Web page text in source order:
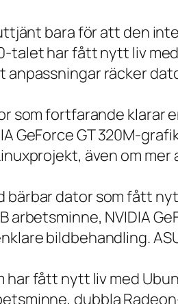
bara för att den
talet har fått nytt liv
anpassningar räcker
som fortfarande klarar
GeForce GT 320M-
även om
bärbar dator som fått
arbetsminne, NVIDIA
bildbehandling.
fått nytt liv med
dubbla